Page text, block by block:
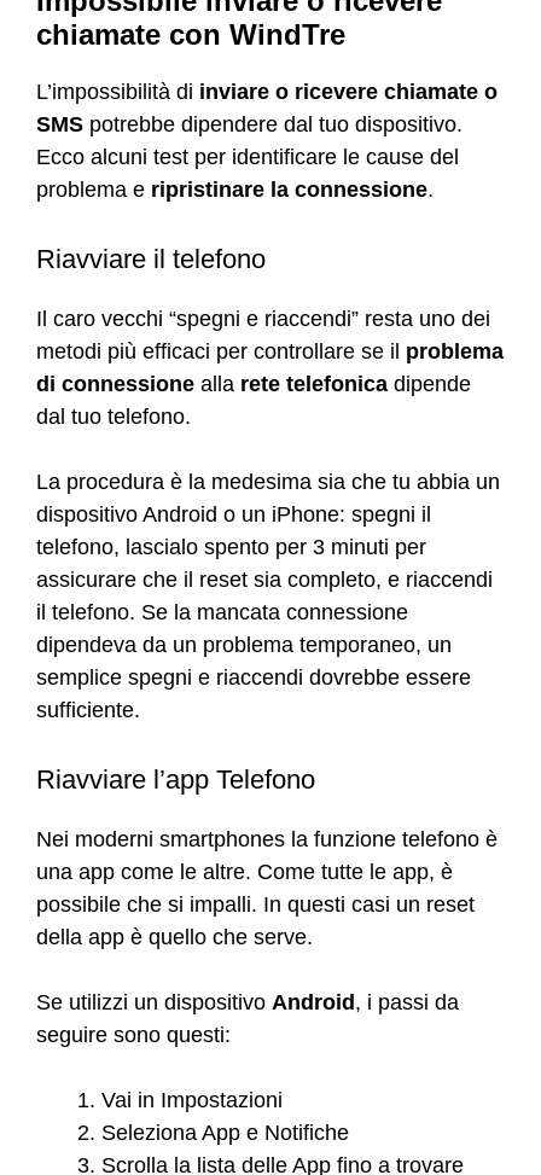
chiamate con WindTre
L’impossibilità di inviare o ricevere chiamate o
SMS potrebbe dipendere dal tuo dispositivo.
Ecco alcuni test per identificare le cause del
problema e ripristinare la connessione.
Riavviare il telefono
Il caro vecchi “spegni e riaccendi” resta uno dei
metodi più efficaci per controllare se il problema
di connessione alla rete telefonica dipende
dal tuo telefono.
La procedura è la medesima sia che tu abbia un
dispositivo Android o un iPhone: spegni il
telefono, lascialo spento per 3 minuti per
assicurare che il reset sia completo, e riaccendi
il telefono. Se la mancata connessione
dipendeva da un problema temporaneo, un
semplice spegni e riaccendi dovrebbe essere
sufficiente.
Riavviare l’app Telefono
Nei moderni smartphones la funzione telefono è
una app come le altre. Come tutte le app, è
possibile che si impalli. In questi casi un reset
della app è quello che serve.
Se utilizzi un dispositivo Android, i passi da
seguire sono questi:
Vai in Impostazioni
Seleziona App e Notifiche
Scrolla la lista delle App fino a trovare